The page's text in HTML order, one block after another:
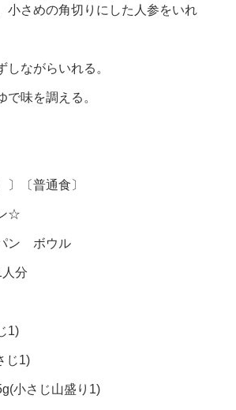
小さめの角切りにした人参をいれ
ながらいれる。
味を調える。
〕〔普通食〕
☆
ン ボウル
人分
1)
じ1)
小さじ山盛り1)